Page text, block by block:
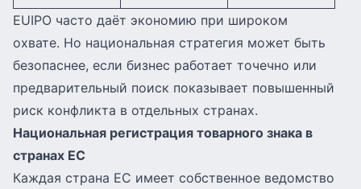
EUIPO часто даёт экономию при широком
охвате. Но национальная стратегия может быть
безопаснее, если бизнес работает точечно или
предварительный поиск показывает повышенный
риск конфликта в отдельных странах.
Национальная регистрация товарного знака в
странах ЕС
Каждая страна ЕС имеет собственное ведомство